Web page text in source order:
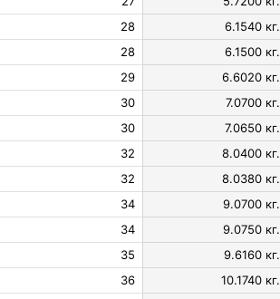
28 6.1540 кг.
28 6.1500 кг.
29 6.6020 кг.
30 7.0700 кг.
30 7.0650 кг.
32 8.0400 кг.
32 8.0380 кг.
34 9.0700 кг.
34 9.0750 кг.
35 9.6160 кг.
36 10.1740 кг.